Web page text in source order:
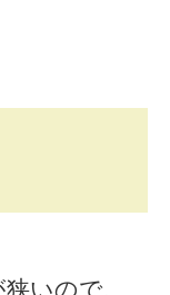
いので、